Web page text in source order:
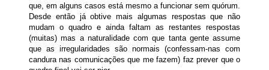
que, em alguns casos está mesmo a funcionar sem quórum.
Desde então já obtive mais algumas respostas que não
mudam o quadro e ainda faltam as restantes respostas
(muitas) mas a naturalidade com que tanta gente assume
que as irregularidades são normais (confessam-nas com
candura nas comunicações que me fazem) faz prever que o